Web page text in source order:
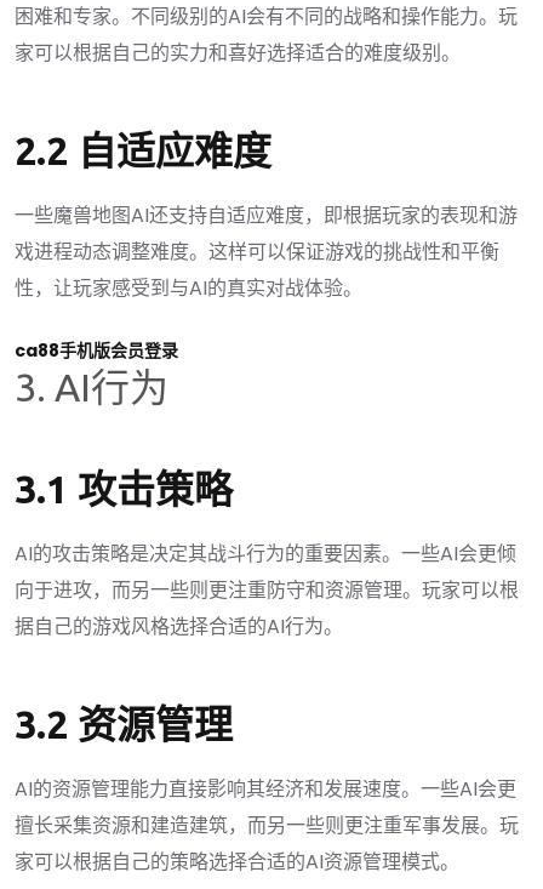
困难和专家。不同级别的AI会有不同的战略和操作能力。玩
家可以根据自己的实力和喜好选择适合的难度级别。
2.2 自适应难度
一些魔兽地图AI还支持自适应难度，即根据玩家的表现和游
戏进程动态调整难度。这样可以保证游戏的挑战性和平衡
性，让玩家感受到与AI的真实对战体验。
ca88手机版会员登录
3. AI行为
3.1 攻击策略
AI的攻击策略是决定其战斗行为的重要因素。一些AI会更倾
向于进攻，而另一些则更注重防守和资源管理。玩家可以根
据自己的游戏风格选择合适的AI行为。
3.2 资源管理
AI的资源管理能力直接影响其经济和发展速度。一些AI会更
擅长采集资源和建造建筑，而另一些则更注重军事发展。玩
家可以根据自己的策略选择合适的AI资源管理模式。